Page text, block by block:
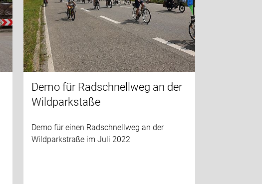
Demo für Radschnellweg an der
Wildparkstaße
Demo für einen Radschnellweg an der
Wildparkstraße im Juli 2022